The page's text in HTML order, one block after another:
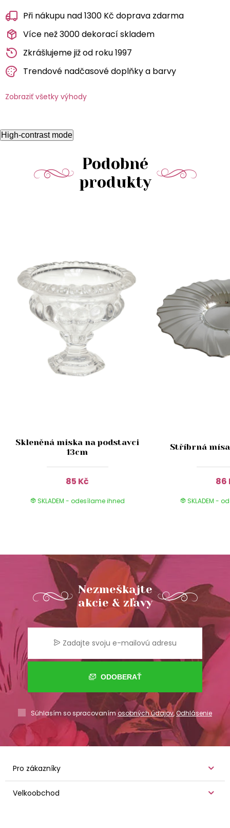
Při nákupu nad 1300 Kč doprava zdarma
Více než 3000 dekorací skladem
Zkrášlujeme již od roku 1997
Trendové nadčasové doplňky a barvy
Zobraziť všetky výhody
High-contrast mode
Podobné
produkty
Skleněná miska na podstavci
13cm
85 Kč
SKLADEM - odesílame ihned
Stříbrná
86
SKLADEM -
Nezmeškajte
akcie & zľavy
ODOBERAŤ
Súhlasím so spracovaním osobných údajov,Odhlásenie
Pro zákazníky
Velkoobchod